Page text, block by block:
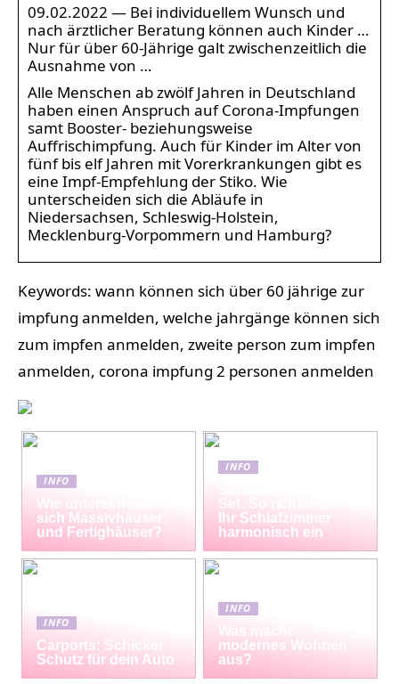
09.02.2022 — Bei individuellem Wunsch und
nach ärztlicher Beratung können auch Kinder …
Nur für über 60-Jährige galt zwischenzeitlich die
Ausnahme von …
Alle Menschen ab zwölf Jahren in Deutschland
haben einen Anspruch auf Corona-Impfungen
samt Booster- beziehungsweise
Auffrischimpfung. Auch für Kinder im Alter von
fünf bis elf Jahren mit Vorerkrankungen gibt es
eine Impf-Empfehlung der Stiko. Wie
unterscheiden sich die Abläufe in
Niedersachsen, Schleswig-Holstein,
Mecklenburg-Vorpommern und Hamburg?
Keywords: wann können sich über 60 jährige zur
impfung anmelden, welche jahrgänge können sich
zum impfen anmelden, zweite person zum impfen
anmelden, corona impfung 2 personen anmelden
INFO
Wie unterscheiden
sich Massivhäuser
und Fertighäuser?
INFO
Set: So richten Sie
Ihr Schlafzimmer
harmonisch ein
INFO
Carports: Schicker
Schutz für dein Auto
INFO
Was macht
modernes Wohnen
aus?